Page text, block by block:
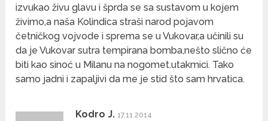
izvukao živu glavu i šprda se sa sustavom u kojem
živimo,a naša Kolindica straši narod pojavom
četničkog vojvode i sprema se u Vukovar,a učinili su
da je Vukovar sutra tempirana bomba,nešto slično će
biti kao sinoć u Milanu na nogomet.utakmici. Tako
samo jadni i zapaljivi da me je stid što sam hrvatica.
Kodro J. 17.11.2014